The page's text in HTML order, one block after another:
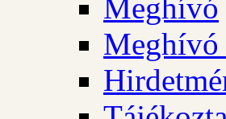
Meghívó
Meghívó